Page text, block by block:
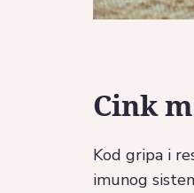
Cink
Kod gripa i
imunog